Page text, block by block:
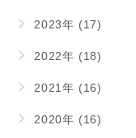
2023年 (17)
2022年 (18)
2021年 (16)
2020年 (16)